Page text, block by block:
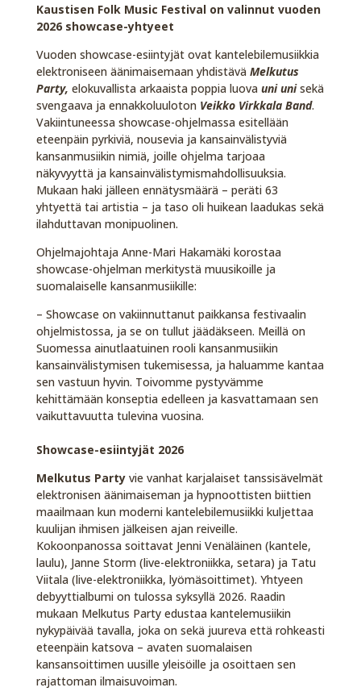
Kaustisen Folk Music Festival on valinnut vuoden
2026 showcase-yhtyeet
Vuoden showcase-esiintyjät ovat kantelebilemusiikkia
elektroniseen äänimaisemaan yhdistävä Melkutus
Party, elokuvallista arkaaista poppia luovauni unisekä
svengaava ja ennakkoluuloton Veikko Virkkala Band.
Vakiintuneessa showcase-ohjelmassa esitellään
eteenpäin pyrkiviä, nousevia ja kansainvälistyviä
kansanmusiikin nimiä, joille ohjelma tarjoaa
näkyvyyttä ja kansainvälistymismahdollisuuksia.
Mukaan haki jälleen ennätysmäärä – peräti 63
yhtyettä tai artistia – ja taso oli huikean laadukas sekä
ilahduttavan monipuolinen.
Ohjelmajohtaja Anne-Mari Hakamäki korostaa
showcase-ohjelman merkitystä muusikoille ja
suomalaiselle kansanmusiikille:
– Showcase on vakiinnuttanut paikkansa festivaalin
ohjelmistossa, ja se on tullut jäädäkseen. Meillä on
Suomessa ainutlaatuinen rooli kansanmusiikin
kansainvälistymisen tukemisessa, ja haluamme kantaa
sen vastuun hyvin. Toivomme pystyvämme
kehittämään konseptia edelleen ja kasvattamaan sen
vaikuttavuutta tulevina vuosina.
Showcase-esiintyjät 2026
Melkutus Partyvie vanhat karjalaiset tanssisävelmät
elektronisen äänimaiseman ja hypnoottisten biittien
maailmaan kun moderni kantelebilemusiikki kuljettaa
kuulijan ihmisen jälkeisen ajan reiveille.
Kokoonpanossa soittavat Jenni Venäläinen (kantele,
laulu), Janne Storm (live-elektroniikka, setara) ja Tatu
Viitala (live-elektroniikka, lyömäsoittimet). Yhtyeen
debyyttialbumi on tulossa syksyllä 2026. Raadin
mukaan Melkutus Party edustaa kantelemusiikin
nykypäivää tavalla, joka on sekä juureva että rohkeasti
eteenpäin katsova – avaten suomalaisen
kansansoittimen uusille yleisöille ja osoittaen sen
rajattoman ilmaisuvoiman.